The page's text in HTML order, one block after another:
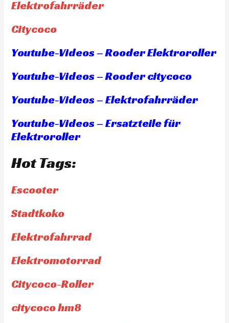
Elektrofahrräder
Citycoco
Youtube-Videos – Rooder Elektroroller
Youtube-Videos – Rooder citycoco
Youtube-Videos – Elektrofahrräder
Youtube-Videos – Ersatzteile für
Elektroroller
Hot Tags:
Escooter
Stadtkoko
Elektrofahrrad
Elektromotorrad
Citycoco-Roller
citycoco hm8